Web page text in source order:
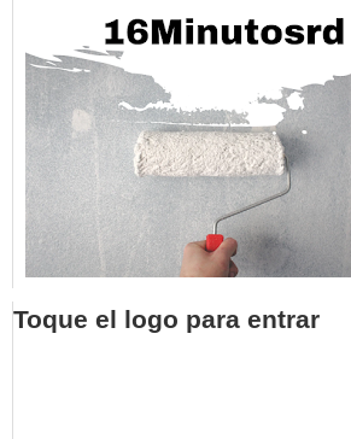
Toque el logo para entrar